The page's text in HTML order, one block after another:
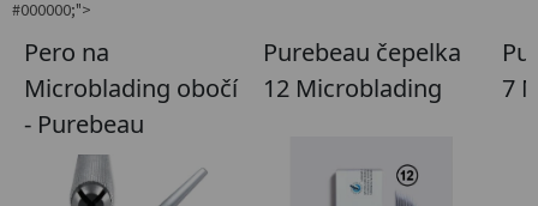
#000000;">